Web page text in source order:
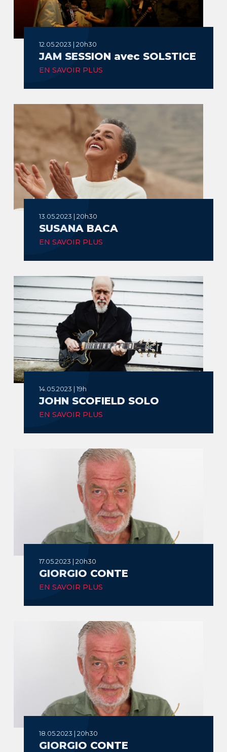
12.05.2023 | 20h30
JAM SESSION avec SOLSTICE
EN SAVOIR PLUS
13.05.2023 | 20h30
SUSANA BACA
EN SAVOIR PLUS
14.05.2023 | 19h
JOHN SCOFIELD SOLO
EN SAVOIR PLUS
17.05.2023 | 20h30
GIORGIO CONTE
EN SAVOIR PLUS
18.05.2023 | 20h30
GIORGIO CONTE